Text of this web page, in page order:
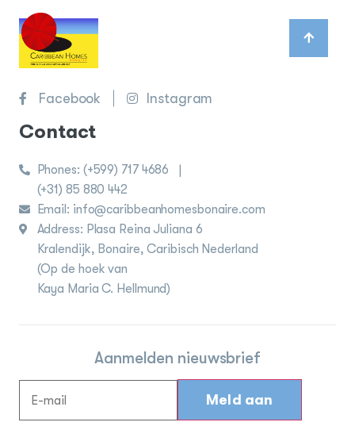
Facebook Instagram
Contact
Phones: (+599) 717 4686
|
(+31) 85 880 442
Email: info@caribbeanhomesbonaire.com
Address: Plasa Reina Juliana 6
Kralendijk, Bonaire, Caribisch Nederland
(Op de hoek van
Kaya Maria C. Hellmund)
Aanmelden nieuwsbrief